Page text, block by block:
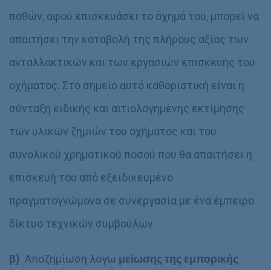
παθών, αφού επισκευάσει το όχημά του, μπορεί να
απαιτήσει την καταβολή της πλήρους αξίας των
ανταλλακτικών και των εργασιών επισκευής του
οχήματος. Στο σημείο αυτό καθοριστική είναι η
σύνταξη ειδικής και αιτιολογημένης εκτίμησης
των υλικών ζημιών του οχήματος και του
συνολικού χρηματικού ποσού που θα απαιτήσει η
επισκευή του από εξειδικευμένο
πραγματογνώμονα σε συνεργασία με ένα έμπειρο
δίκτυο τεχνικών συμβούλων.
β) Αποζημίωση λόγω μείωσης της εμπορικής